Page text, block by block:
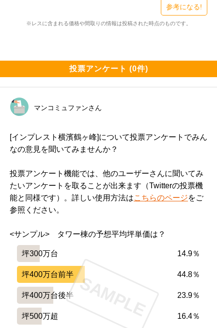
https://www.e-mansion.co.jp/bbs/th...
南向きで1階庭付き。
横浜駅から急行で8分ぐらいの距離ですが、長閑な街並
━━━━━━━━━━━━━━━━━━━
設備や共用施設について良い点、気になる点
コミュニティルームが充実していて、住民の多くが恩恵
をこうむっている。
ヨガ教室やフラダンス教室など、妻が楽しんで参加して
いる。
ベランダで喫煙してはいけない、ペットを歩かせてはい
参考になる!
※レスに含まれる価格や間取りの情報は投稿された時点のものです。
投票アンケート (0件)
マンコミュファンさん
[インプレスト横濱鶴ヶ峰]について投票アンケートでみん
なの意見を聞いてみませんか？
投票アンケート機能では、他のユーザーさんに聞いてみ
たいアンケートを取ることが出来ます（Twitterの投票機
能と同様です）。詳しい使用方法はこちらのページをご
参照ください。
<サンプル>　タワー棟の予想平均坪単価は？
坪300万台 14.9％
坪400万台前半 44.8％
坪400万台後半 23.9％
坪500万超 16.4％
SAMPLE